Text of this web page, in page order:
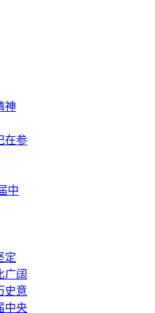
神
在参
中
定
广阔
史意
中央